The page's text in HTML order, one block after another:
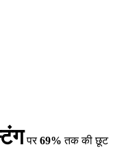
पर69% तक की छूट